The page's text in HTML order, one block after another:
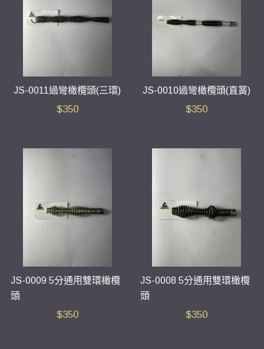
JS-0011過彎橄欖頭(三環)
$350
JS-0010過彎橄欖頭(直簧)
$350
JS-0009 5分通用雙環橄欖
頭
$350
JS-0008 5分通用雙環橄欖
頭
$350